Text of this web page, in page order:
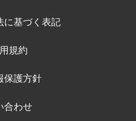
に基づく表記
規約
保護方針
合わせ